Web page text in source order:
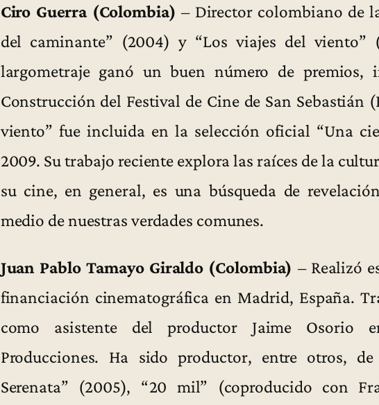
Ciro Guerra (Colombia) – Director colombiano de
del caminante” (2004) y “Los viajes del viento”
largometraje ganó un buen número de
Construcción del Festival de Cine de San Sebastián
viento” fue incluida en la selección oficial “Una
2009. Su trabajo reciente explora las raíces de la
su cine, en general, es una búsqueda de
medio de nuestras verdades comunes.
Juan Pablo Tamayo Giraldo (Colombia) – Realizó
financiación cinematográfica en Madrid, España.
como asistente del productor Jaime Osorio
Producciones. Ha sido productor, entre otros,
Serenata” (2005), “20 mil” (coproducido con